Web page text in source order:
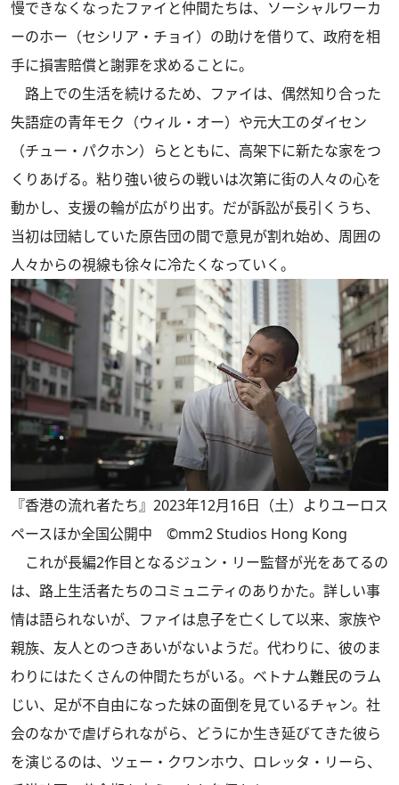
慢できなくなったファイと仲間たちは、ソーシャルワーカ
ーのホー（セシリア・チョイ）の助けを借りて、政府を相
手に損害賠償と謝罪を求めることに。
路上での生活を続けるため、ファイは、偶然知り合った
失語症の青年モク（ウィル・オー）や元大工のダイセン
（チュー・パクホン）らとともに、高架下に新たな家をつ
くりあげる。粘り強い彼らの戦いは次第に街の人々の心を
動かし、支援の輪が広がり出す。だが訴訟が長引くうち、
当初は団結していた原告団の間で意見が割れ始め、周囲の
人々からの視線も徐々に冷たくなっていく。
『香港の流れ者たち』2023年12月16日（土）よりユーロス
ペースほか全国公開中 ©mm2 Studios Hong Kong
これが長編2作目となるジュン・リー監督が光をあてるの
は、路上生活者たちのコミュニティのありかた。詳しい事
情は語られないが、ファイは息子を亡くして以来、家族や
親族、友人とのつきあいがないようだ。代わりに、彼のま
わりにはたくさんの仲間たちがいる。ベトナム難民のラム
じい、足が不自由になった妹の面倒を見ているチャン。社
会のなかで虐げられながら、どうにか生き延びてきた彼ら
を演じるのは、ツェー・クワンホウ、ロレッタ・リーら、